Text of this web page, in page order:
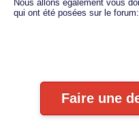
Nous allons également vous
qui ont été posées sur le forum:
Faire une